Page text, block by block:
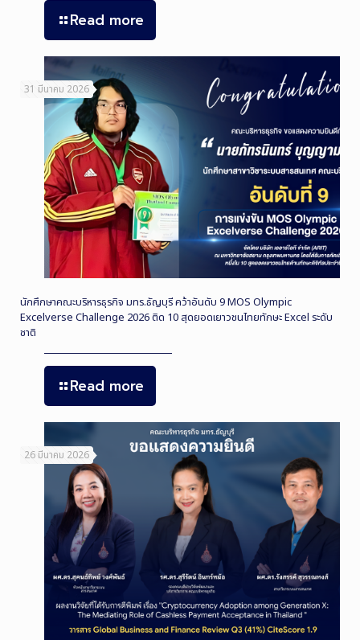
Read more
31 มีนาคม 2026
นักศึกษาคณะบริหารธุรกิจ มทร.ธัญบุรี คว้าอันดับ 9 MOS Olympic
Excelverse Challenge 2026 ติด 10 สุดยอดเยาวชนไทยทักษะ Excel ระดับ
ชาติ
Read more
26 มีนาคม 2026